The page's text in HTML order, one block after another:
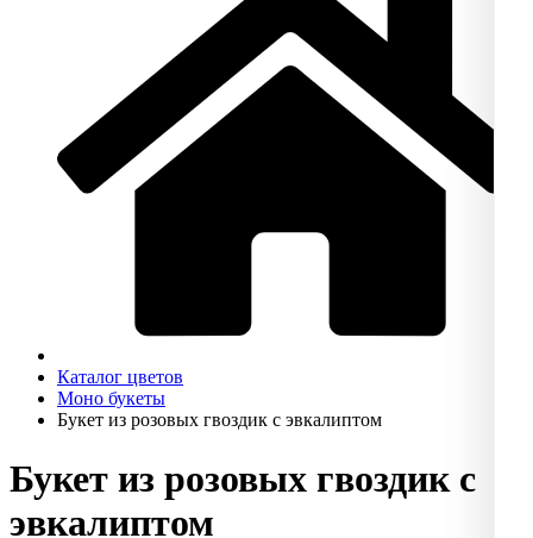
Каталог цветов
Моно букеты
Букет из розовых гвоздик с эвкалиптом
Букет из розовых гвоздик с
эвкалиптом